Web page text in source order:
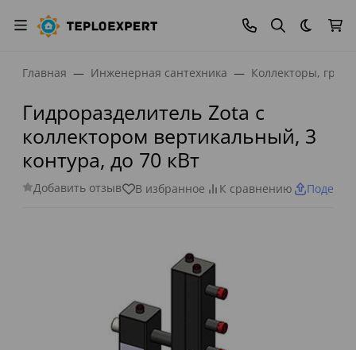
Темная
Главная Инженерная сантехника Коллекторы,
Гидроразделитель Zota с
коллектором вертикальный, 3
контура, до 70 кВт
Добавить отзыв В избранное К сравнению